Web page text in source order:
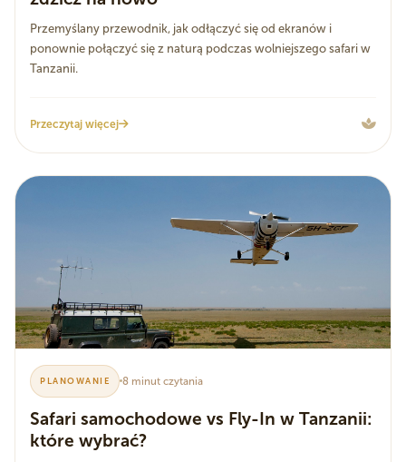
Przemyślany przewodnik, jak odłączyć się od ekranów i
ponownie połączyć się z naturą podczas wolniejszego safari w
Tanzanii.
Przeczytaj więcej
PLANOWANIE 8 minut czytania
Safari samochodowe vs Fly-In w Tanzanii:
które wybrać?